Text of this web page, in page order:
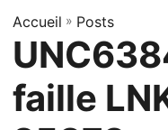
Accueil » Posts
faille